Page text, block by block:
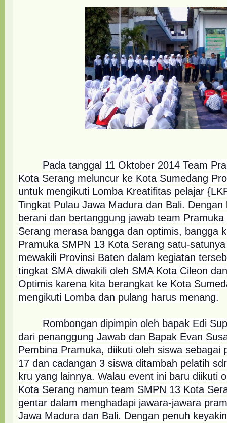
Pada tanggal 11 Oktober 2014 Team
Kota Serang meluncur ke Kota Sumedang
untuk mengikuti Lomba Kreatifitas pelajar
Tingkat Pulau Jawa Madura dan Bali.
berani dan bertanggung jawab team
Serang merasa bangga dan optimis, bangga
Pramuka SMPN 13 Kota Serang satu-
mewakili Provinsi Baten dalam kegiatan
tingkat SMA diwakili oleh SMA Kota Cileon
Optimis karena kita berangkat ke Kota
mengikuti Lomba dan pulang harus menang.
Rombongan dipimpin oleh bapak Edi
dari penanggung Jawab dan Bapak Evan
Pembina Pramuka, diikuti oleh siswa sebagai
17 dan cadangan 3 siswa ditambah pelatih
kru yang lainnya. Walau event ini baru diikuti
Kota Serang namun team SMPN 13 Kota
gentar dalam menghadapi jawara-jawara
Jawa Madura dan Bali. Dengan penuh